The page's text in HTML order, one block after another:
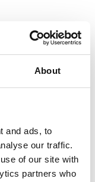
About
and ads, to
our traffic.
of our site with
partners who
…